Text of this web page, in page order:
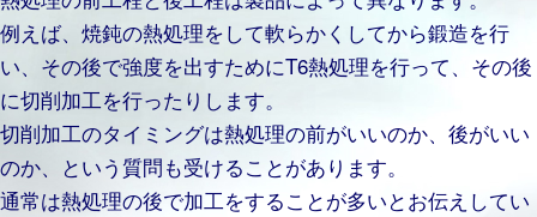
例えば、焼鈍の熱処理をして軟らかくしてから鍛造を行
い、その後で強度を出すためにT6熱処理を行って、その後
に切削加工を行ったりします。
切削加工のタイミングは熱処理の前がいいのか、後がいい
のか、という質問も受けることがあります。
通常は熱処理の後で加工をすることが多いとお伝えしてい